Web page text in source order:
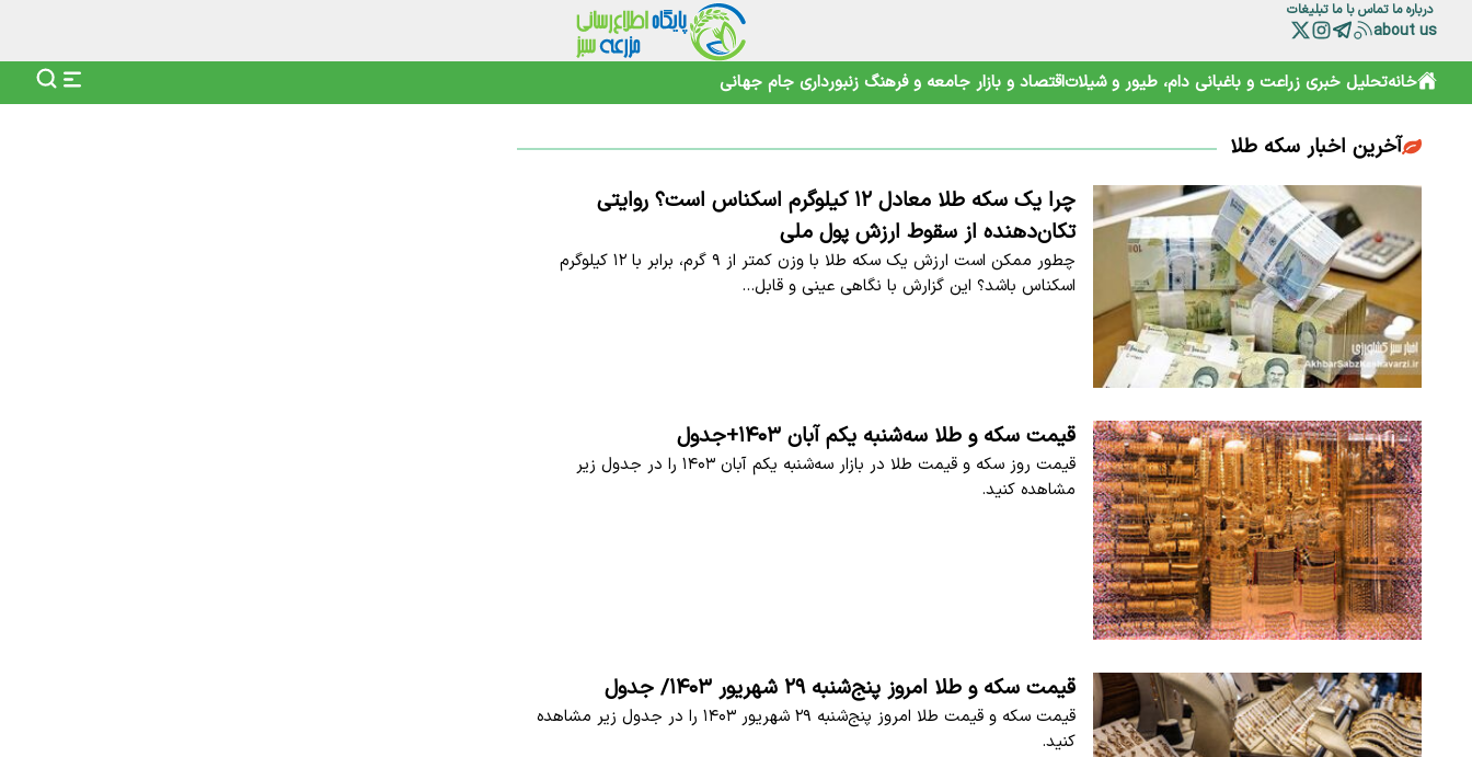
درباره ما تماس با ما تبلیغات
about us
خانهتحلیل خبری زراعت و باغبانی دام، طیور و شیلاتاقتصاد و بازار جامعه و فرهنگ زنبورداری جام جهانی
آخرین اخبار سکه طلا
چرا یک سکه طلا معادل ۱۲ کیلوگرم اسکناس است؟ روایتی
تکان‌دهنده از سقوط ارزش پول ملی
​چطور ممکن است ارزش یک سکه طلا با وزن کمتر از ۹ گرم، برابر با ۱۲ کیلوگرم
اسکناس باشد؟ این گزارش با نگاهی عینی و قابل…
قیمت سکه و طلا سه‌شنبه یکم آبان ۱۴۰۳+جدول
قیمت روز سکه و قیمت طلا در بازار سه‌شنبه یکم آبان ۱۴۰۳ را در جدول زیر
مشاهده کنید.
قیمت سکه و طلا امروز پنج‌شنبه ۲۹ شهریور ۱۴۰۳/ جدول
قیمت سکه و قیمت طلا امروز پنج‌شنبه ۲۹ شهریور ۱۴۰۳ را در جدول زیر مشاهده
کنید.